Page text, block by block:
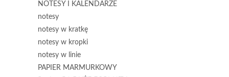
NOTESY I KALENDARZE
notesy
notesy w kratkę
notesy w kropki
notesy w linie
PAPIER MARMURKOWY